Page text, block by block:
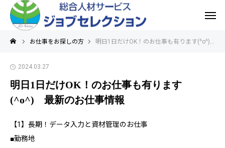
お仕事をお探しの方 明日1日だけOK！のお仕事も有ります(^o^) 最新のお仕事情報
2024.03.27
明日1日だけOK！のお仕事も有ります
(^o^) 最新のお仕事情報
【1】長期！データ入力と資材管理のお仕事
■勤務地